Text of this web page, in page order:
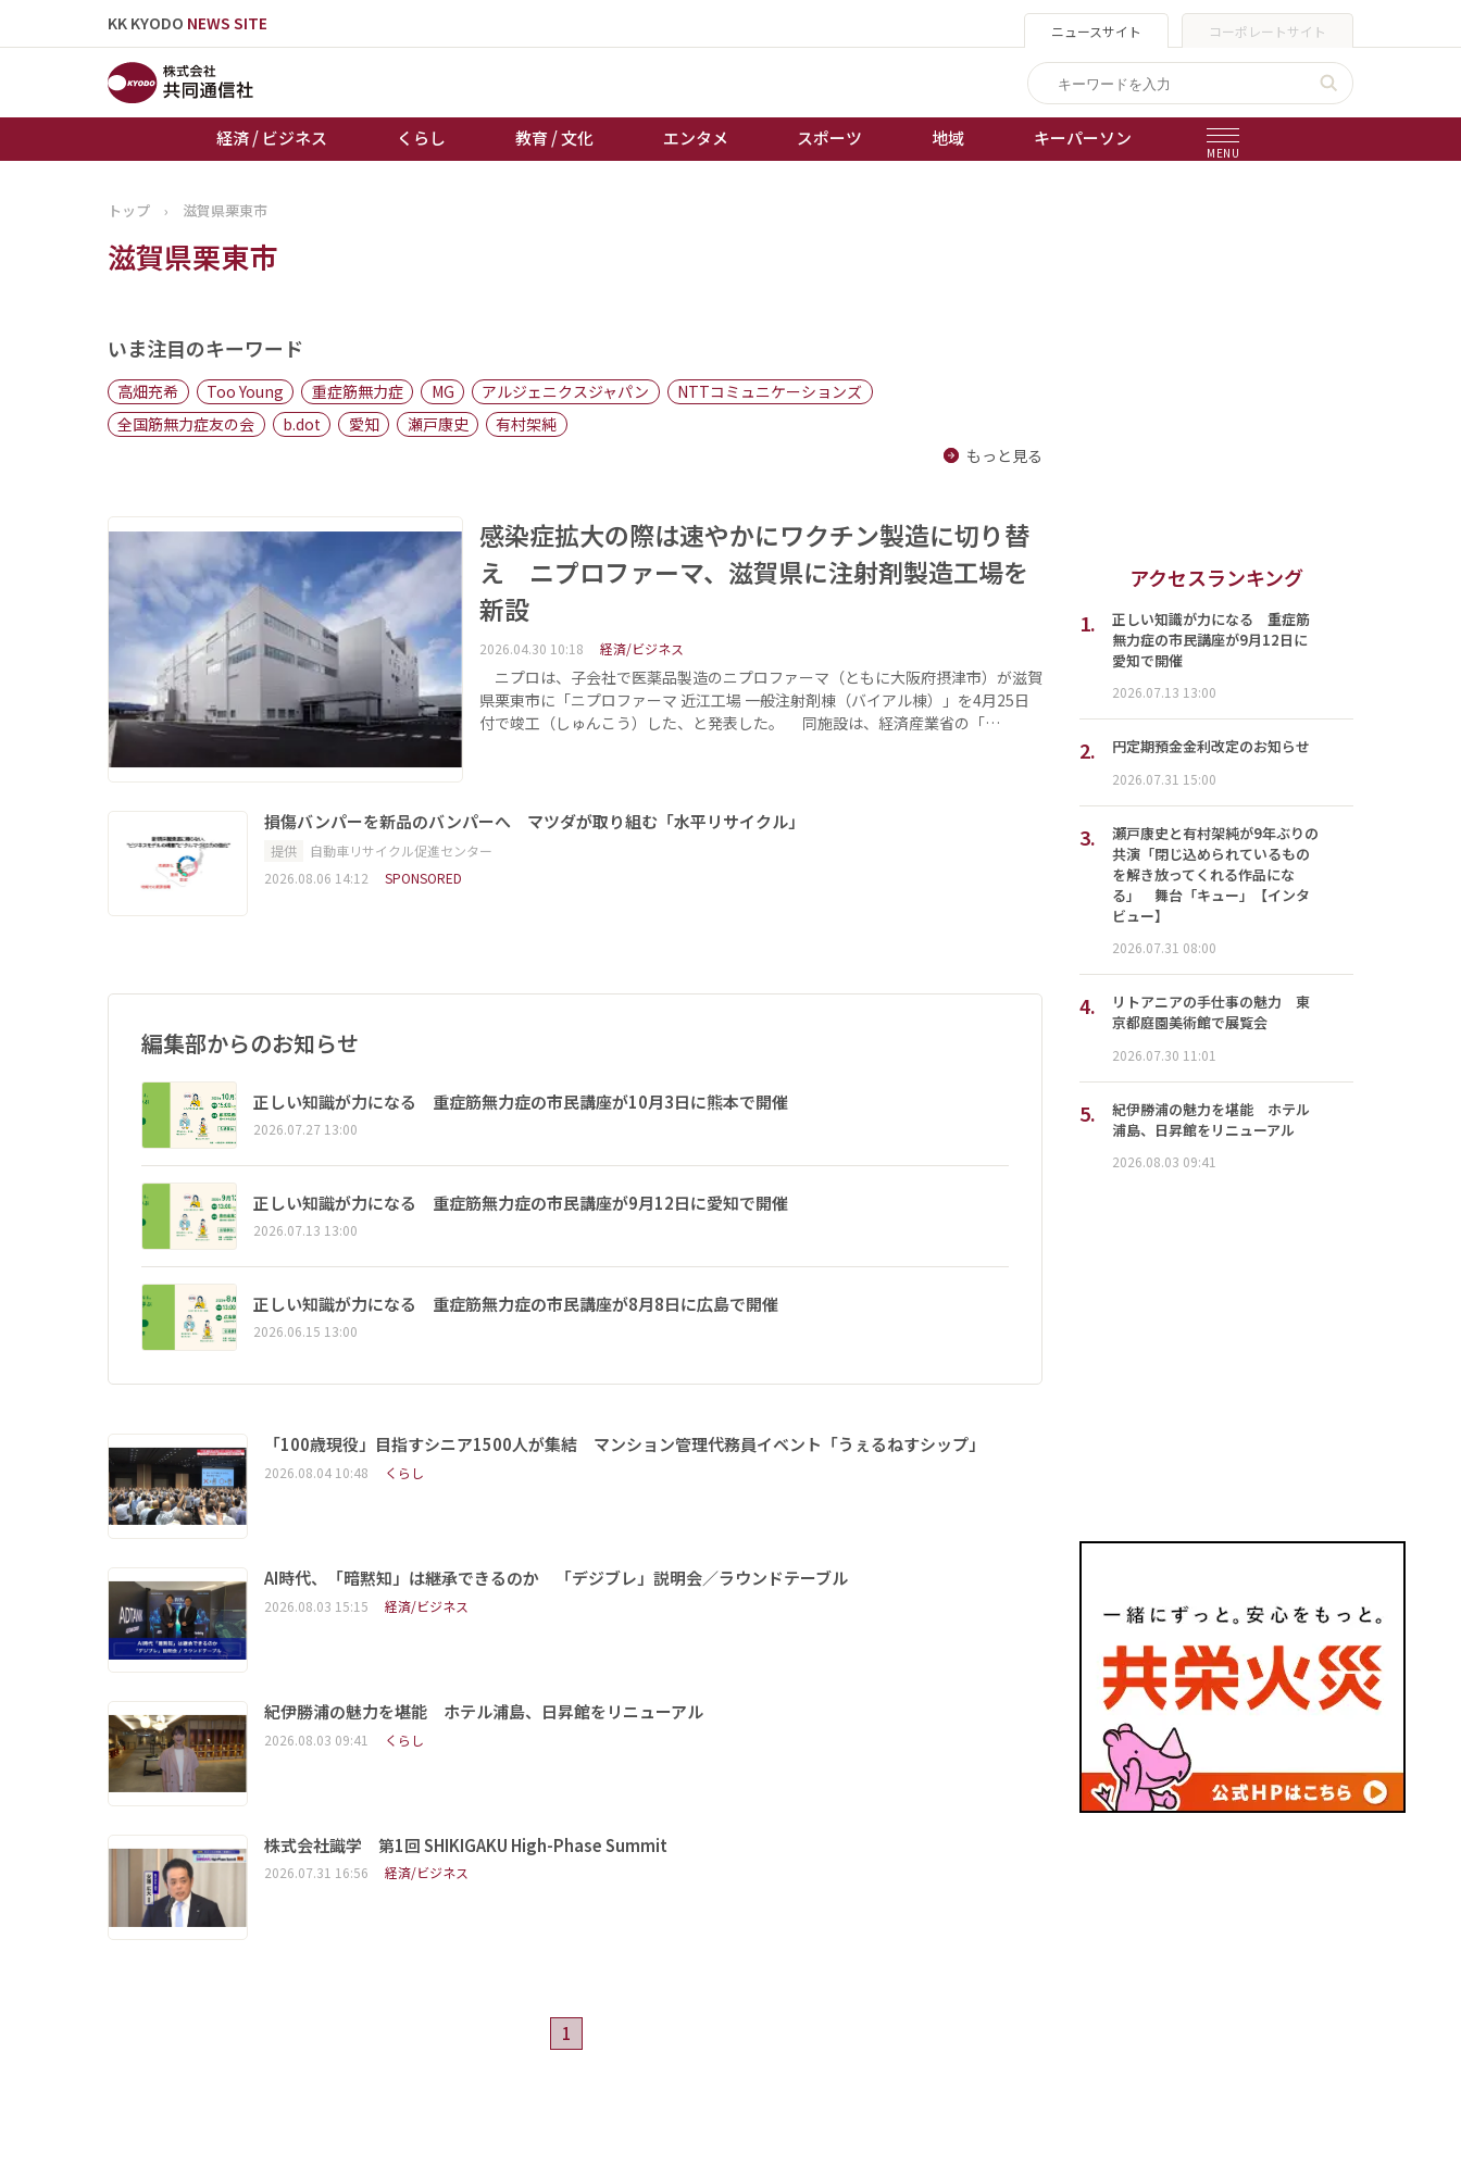
KK KYODO NEWS SITE ニュースサイト コーポレートサイト
経済 / ビジネス くらし 教育 / 文化 エンタメ スポーツ 地域 キーパーソン
MENU
トップページ
お知らせ
地域
キーパーソン
棋王戦
トップ › 滋賀県栗東市
滋賀県栗東市
いま注目のキーワード
高畑充希 Too Young 重症筋無力症 MG アルジェニクスジャパン
NTTコミュニケーションズ
全国筋無力症友の会
b.dot 愛知 瀬戸康史
有村架純
もっと見る
感染症拡大の際は速やかにワクチン製造に切り替
え ニプロファーマ、滋賀県に注射剤製造工場を
新設
2026.04.30 10:18 経済/ビジネス
ニプロは、子会社で医薬品製造のニプロファーマ（ともに大阪府摂津市）が滋賀
県栗東市に「ニプロファーマ 近江工場 一般注射剤棟（バイアル棟）」を4月25日
付で竣工（しゅんこう）した、と発表した。 同施設は、経済産業省の「…
損傷バンパーを新品のバンパーへ マツダが取り組む「水平リサイクル」
提供
自動車リサイクル促進センター
2026.08.06 14:12
SPONSORED
編集部からのお知らせ
正しい知識が力になる 重症筋無力症の市民講座が10月3日に熊本で開催
2026.07.27 13:00
正しい知識が力になる 重症筋無力症の市民講座が9月12日に愛知で開催
2026.07.13 13:00
正しい知識が力になる 重症筋無力症の市民講座が8月8日に広島で開催
2026.06.15 13:00
「100歳現役」目指すシニア1500人が集結 マンション管理代務員イベント「うぇるねすシップ」
2026.08.04 10:48 くらし
AI時代、「暗黙知」は継承できるのか 「デジブレ」説明会／ラウンドテーブル
2026.08.03 15:15 経済/ビジネス
紀伊勝浦の魅力を堪能 ホテル浦島、日昇館をリニューアル
2026.08.03 09:41 くらし
株式会社識学 第1回 SHIKIGAKU High-Phase Summit
2026.07.31 16:56 経済/ビジネス
1
アクセスランキング
1.
正しい知識が力になる 重症筋
無力症の市民講座が9月12日に
愛知で開催
2026.07.13 13:00
2. 円定期預金金利改定のお知らせ
2026.07.31 15:00
3.
瀬戸康史と有村架純が9年ぶりの
共演「閉じ込められているもの
を解き放ってくれる作品にな
る」 舞台「キュー」【インタ
ビュー】
2026.07.31 08:00
4.
リトアニアの手仕事の魅力 東
京都庭園美術館で展覧会
2026.07.30 11:01
5.
紀伊勝浦の魅力を堪能 ホテル
浦島、日昇館をリニューアル
2026.08.03 09:41